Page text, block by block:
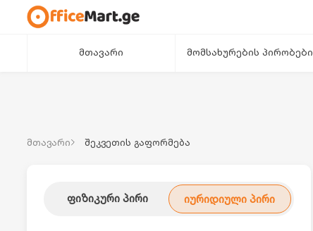
მთავარი მომსახურების პირობები
მთავარი შეკვეთის გაფორმება
ფიზიკური პირი იურიდიული პირი